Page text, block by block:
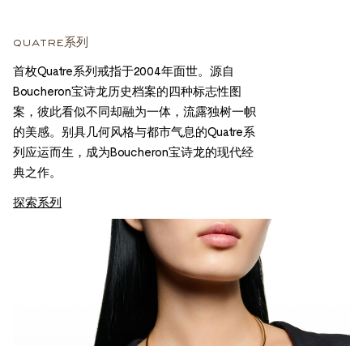
quatre系列
首枚Quatre系列戒指于2004年面世。源自
Boucheron宝诗龙历史档案的四种标志性图
案，彼此看似不同却融为一体，流露独树一帜
的美感。别具几何风格与都市气息的Quatre系
列应运而生，成为Boucheron宝诗龙的现代经
典之作。
探索系列